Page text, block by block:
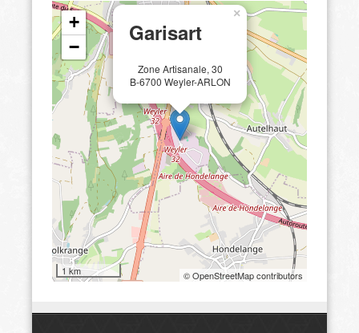
Garisart
Zone Artisanale, 30
B-6700 Weyler-ARLON
×
+
−
1 km © OpenStreetMap contributors